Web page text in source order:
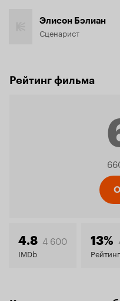
Элисон Бэлиан
Сценарист
Рейтинг фильма
4.8 4 600
IMDb
13%